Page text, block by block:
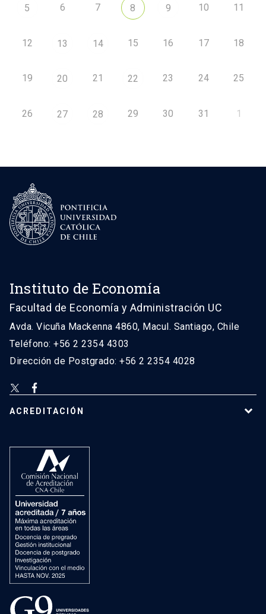
5 6 7 8 9 10 11
12 13 14 15 16 17 18
19 20 21 22 23 24 25
26 27 28 29 30 31 1
Instituto de Economía
Facultad de Economía y Administración UC
Avda. Vicuña Mackenna 4860, Macul. Santiago, Chile
Teléfono: +56 2 2354 4303
Dirección de Postgrado: +56 2 2354 4028
ACREDITACIÓN